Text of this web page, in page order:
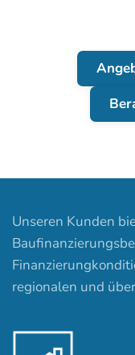
Unseren Kunden
regionalen und